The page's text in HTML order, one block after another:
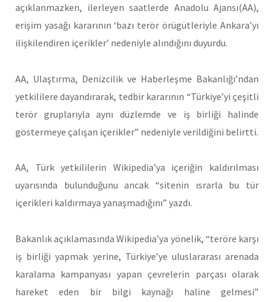
açıklanmazken, ilerleyen saatlerde Anadolu Ajansı(AA),
erişim yasağı kararının ‘bazı terör örügütleriyle Ankara’yı
ilişkilendiren içerikler’ nedeniyle alındığını duyurdu.
AA, Ulaştırma, Denizcilik ve Haberleşme Bakanlığı’ndan
yetkililere dayandırarak, tedbir kararının “Türkiye’yi çeşitli
terör gruplarıyla aynı düzlemde ve iş birliği halinde
göstermeye çalışan içerikler” nedeniyle verildiğini belirtti.
AA, Türk yetkililerin Wikipedia’ya içeriğin kaldırılması
uyarısında bulunduğunu ancak “sitenin ısrarla bu tür
içerikleri kaldırmaya yanaşmadığını” yazdı.
Bakanlık açıklamasında Wikipedia’ya yönelik, “teröre karşı
iş birliği yapmak yerine, Türkiye’ye uluslararası arenada
karalama kampanyası yapan çevrelerin parçası olarak
hareket eden bir bilgi kaynağı haline gelmesi”